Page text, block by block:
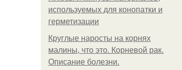
используемых для конопатки и
герметизации
Круглые наросты на корнях
малины, что это. Корневой рак.
Описание болезни.